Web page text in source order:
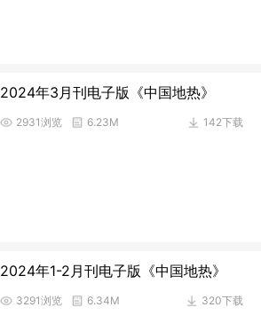
2024年3月刊电子版《中国地热》
142下载
2931浏览 6.23M
2024年1-2月刊电子版《中国地热》
320下载
3291浏览 6.34M